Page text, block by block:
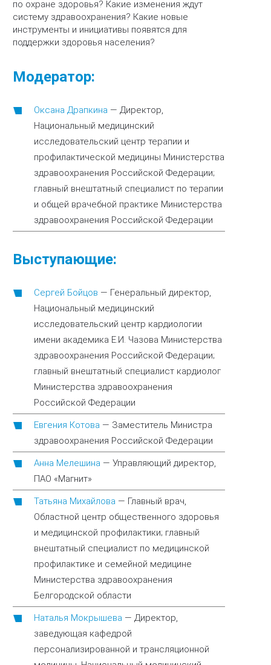
по охране здоровья? Какие изменения ждут
систему здравоохранения? Какие новые
инструменты и инициативы появятся для
поддержки здоровья населения?
Модератор:
Оксана Драпкина — Директор,
Национальный медицинский
исследовательский центр терапии и
профилактической медицины Министерства
здравоохранения Российской Федерации;
главный внештатный специалист по терапии
и общей врачебной практике Министерства
здравоохранения Российской Федерации
Выступающие:
Сергей Бойцов — Генеральный директор,
Национальный медицинский
исследовательский центр кардиологии
имени академика Е.И. Чазова Министерства
здравоохранения Российской Федерации;
главный внештатный специалист кардиолог
Министерства здравоохранения
Российской Федерации
Евгения Котова — Заместитель Министра
здравоохранения Российской Федерации
Анна Мелешина — Управляющий директор,
ПАО «Магнит»
Татьяна Михайлова — Главный врач,
Областной центр общественного здоровья
и медицинской профилактики; главный
внештатный специалист по медицинской
профилактике и семейной медицине
Министерства здравоохранения
Белгородской области
Наталья Мокрышева — Директор,
заведующая кафедрой
персонализированной и трансляционной